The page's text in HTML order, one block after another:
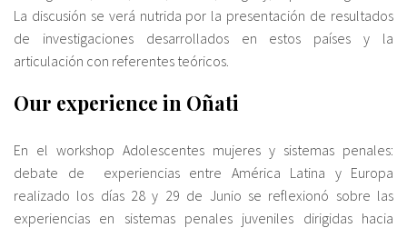
La discusión se verá nutrida por la presentación de resultados
de investigaciones desarrollados en estos países y la
articulación con referentes teóricos.
Our experience in Oñati
En el workshop Adolescentes mujeres y sistemas penales:
debate de experiencias entre América Latina y Europa
realizado los días 28 y 29 de Junio se reflexionó sobre las
experiencias en sistemas penales juveniles dirigidas hacia